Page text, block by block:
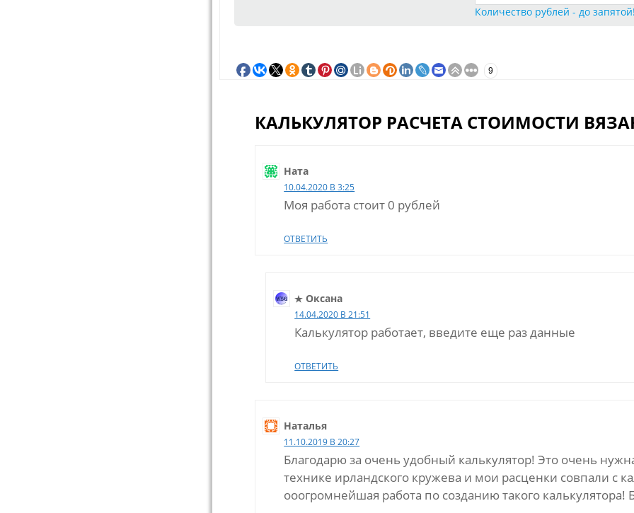
Количество рублей - до
9
КАЛЬКУЛЯТОР РАСЧЕТА СТОИМОСТИ
Ната
10.04.2020 В 3:25
Моя работа стоит 0 рублей
ОТВЕТИТЬ
Оксана
14.04.2020 В 21:51
Калькулятор работает, введите еще раз данные
ОТВЕТИТЬ
Наталья
11.10.2019 В 20:27
Благодарю за очень удобный калькулятор! Это очень
технике ирландского кружева и мои расценки совпали с
ооогромнейшая работа по созданию такого калькулятора!